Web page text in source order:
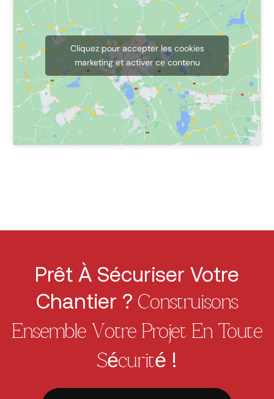
Cliquez pour accepter les cookies
marketing et activer ce contenu
Prêt À Sécuriser Votre
Chantier ? Construisons
Ensemble Votre Projet En Toute
Sécurité !